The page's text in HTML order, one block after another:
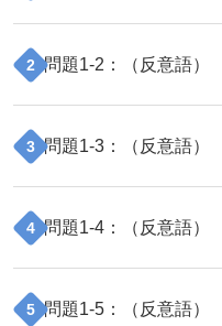
2 問題1-2 ：（ 反意語）
3 問題1-3 ：（ 反意語）
4 問題1-4 ：（ 反意語）
5 問題1-5 ：（ 反意語）